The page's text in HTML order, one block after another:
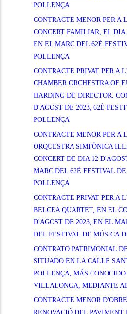
POLLENÇA
CONTRACTE MENOR PER A
CONCERT FAMILIAR, EL DIA
EN EL MARC DEL 62È
POLLENÇA
CONTRACTE PRIVAT PER A
CHAMBER ORCHESTRA OF
HARDING DE DIRECTOR,
D'AGOST DE 2023, 62È
POLLENÇA
CONTRACTE MENOR PER A
ORQUESTRA SIMFÒNICA
CONCERT DE DIA 12
MARC DEL 62È FESTIVAL
POLLENÇA
CONTRACTE PRIVAT PER A
BELCEA QUARTET, EN EL
D'AGOST DE 2023, EN EL
DEL FESTIVAL DE MÚSICA
CONTRATO PATRIMONIAL
SITUADO EN LA CALLE
POLLENÇA, MÁS
VILLALONGA, MEDIANTE
CONTRACTE MENOR
RENOVACIÓ DEL PAVIMENT